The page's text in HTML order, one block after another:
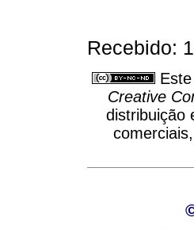
Recebido:
Creative
distribuição